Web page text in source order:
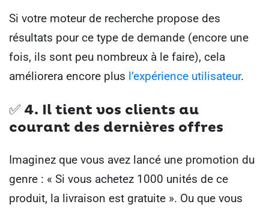
Si votre moteur de recherche propose des
résultats pour ce type de demande (encore une
fois, ils sont peu nombreux à le faire), cela
améliorera encore plus l’expérience utilisateur.
✅ 4. Il tient vos clients au
courant des dernières offres
Imaginez que vous avez lancé une promotion du
genre : « Si vous achetez 1000 unités de ce
produit, la livraison est gratuite ». Ou que vous